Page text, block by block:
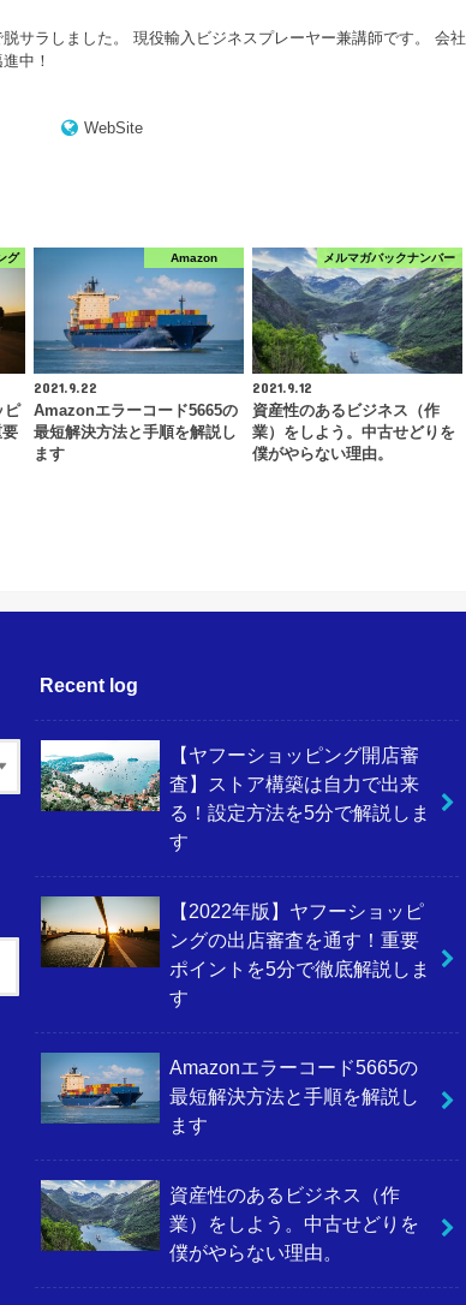
サラしました。 現役輸入ビジネスプレーヤー兼講師です。 会社
中！
WebSite
グ
ピ
Amazon
2021.9.22
Amazonエラーコード5665の
最短解決方法と手順を解説し
ます
メルマガバックナンバー
2021.9.12
資産性のあるビジネス（作
業）をしよう。中古せどりを
僕がやらない理由。
Recent log
【ヤフーショッピング開店審
査】ストア構築は自力で出来
る！設定方法を5分で解説しま
す
【2022年版】ヤフーショッピ
ングの出店審査を通す！重要
ポイントを5分で徹底解説しま
す
Amazonエラーコード5665の
最短解決方法と手順を解説し
ます
資産性のあるビジネス（作
業）をしよう。中古せどりを
僕がやらない理由。